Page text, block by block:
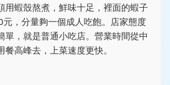
用蝦殼熬煮，鮮味十足，裡面的蝦子
，分量夠一個成人吃飽。店家態度
單，就是普通小吃店。營業時間從中
高峰去，上菜速度更快。